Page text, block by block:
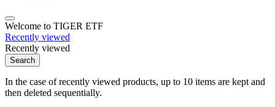
Welcome to TIGER ETF
Recently viewed
Recently viewed
Search
In the case of recently viewed products, up to 10 items are kept and
then deleted sequentially.